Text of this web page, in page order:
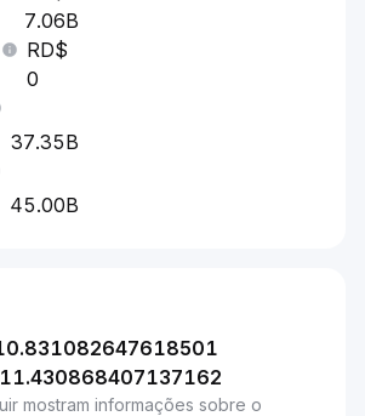
7.06B
0
37.35B
45.00B
11.430868407137162
mostram informações sobre o